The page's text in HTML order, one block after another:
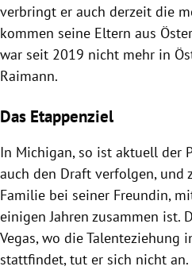
verbringt er auch derzeit die
kommen seine Eltern aus
war seit 2019 nicht mehr in
Raimann.
Das Etappenziel
In Michigan, so ist aktuell der
auch den Draft verfolgen, und
Familie bei seiner Freundin,
einigen Jahren zusammen ist.
Vegas, wo die Talenteziehung
stattfindet, tut er sich nicht an.